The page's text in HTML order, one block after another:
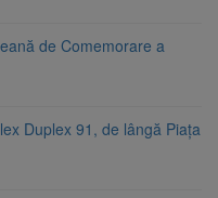
de Comemorare a
Duplex 91, de lângă Piața